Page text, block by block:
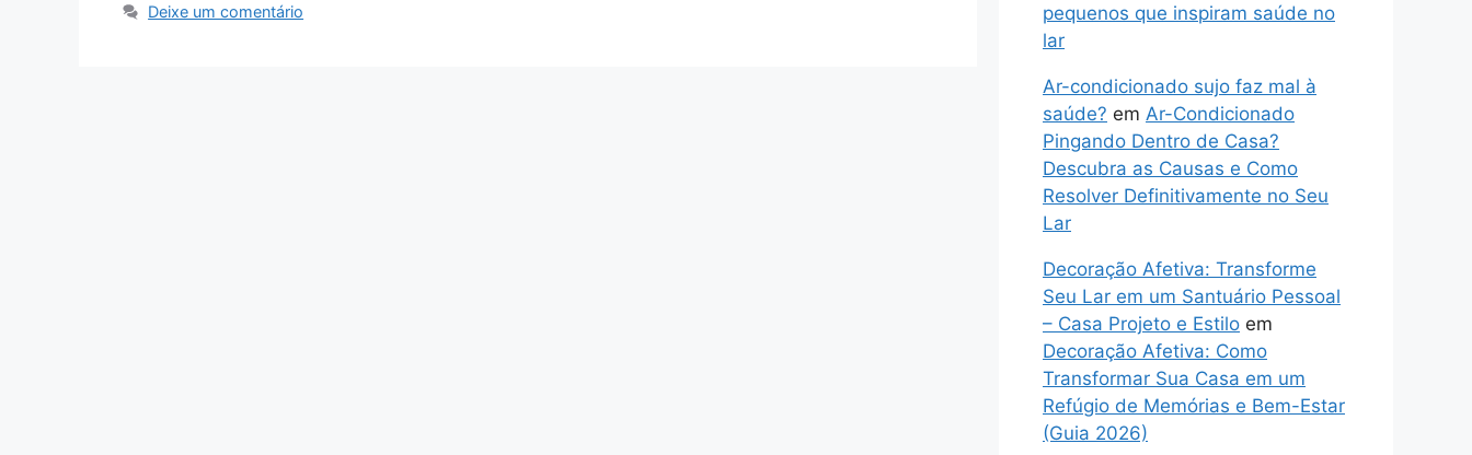
Deixe um comentário
pequenos que inspiram saúde no
lar
Ar-condicionado sujo faz mal à
saúde? em Ar-Condicionado
Pingando Dentro de Casa?
Descubra as Causas e Como
Resolver Definitivamente no Seu
Lar
Decoração Afetiva: Transforme
Seu Lar em um Santuário Pessoal
– Casa Projeto e Estilo em
Decoração Afetiva: Como
Transformar Sua Casa em um
Refúgio de Memórias e Bem-Estar
(Guia 2026)